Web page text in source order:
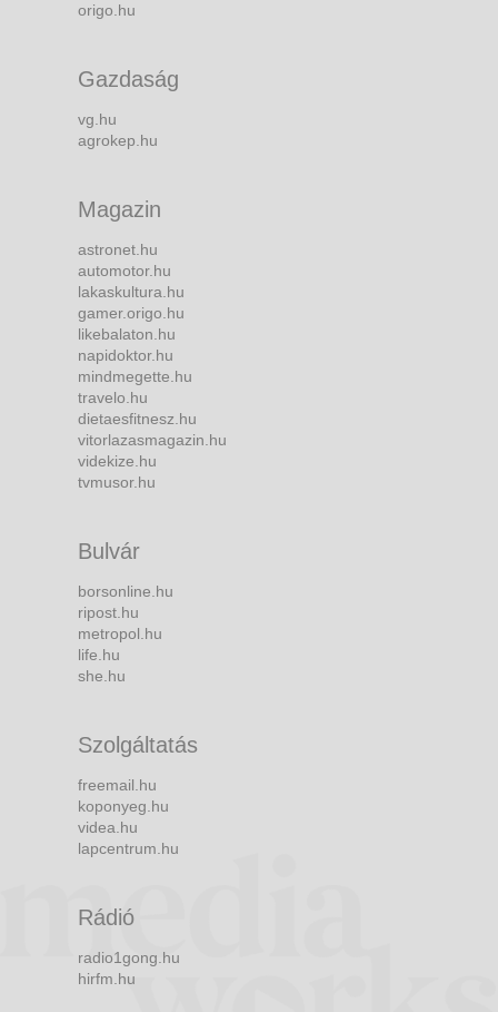
origo.hu
Gazdaság
vg.hu
agrokep.hu
Magazin
astronet.hu
automotor.hu
lakaskultura.hu
gamer.origo.hu
likebalaton.hu
napidoktor.hu
mindmegette.hu
travelo.hu
dietaesfitnesz.hu
vitorlazasmagazin.hu
videkize.hu
tvmusor.hu
Bulvár
borsonline.hu
ripost.hu
metropol.hu
life.hu
she.hu
Szolgáltatás
freemail.hu
koponyeg.hu
videa.hu
lapcentrum.hu
Rádió
radio1gong.hu
hirfm.hu